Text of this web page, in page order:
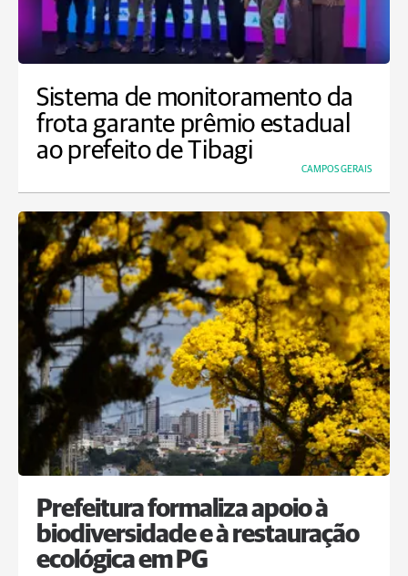
Sistema de monitoramento da
frota garante prêmio estadual
ao prefeito de Tibagi
CAMPOS GERAIS
Prefeitura formaliza apoio à
biodiversidade e à restauração
ecológica em PG